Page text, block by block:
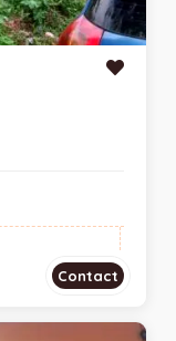
Contact